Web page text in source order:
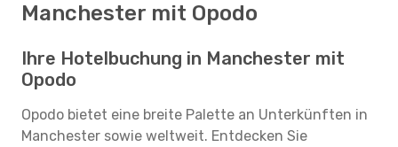
Manchester mit Opodo
Ihre Hotelbuchung in Manchester mit
Opodo
Opodo bietet eine breite Palette an Unterkünften in
Manchester sowie weltweit. Entdecken Sie